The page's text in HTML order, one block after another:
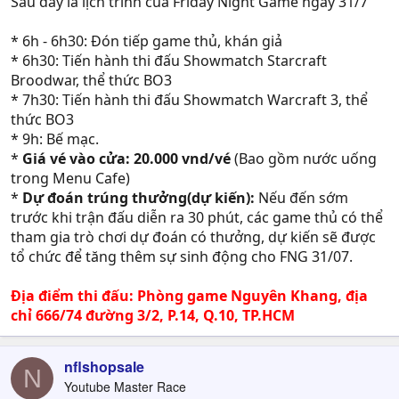
E.focus vs Rakion :
Mặc dù đã thể hiện 1 phong độ tốt ở vòng đấu bảng với
việc chiến thắng NightElf player rất mạnh là Gameover
nhưng trước 1 e.focus đầy kinh nghiệm và bản lĩnh trong
khi Rakion lại quá kém trong việc anti orc dâm , good
game cho e.focus với tỉ số 2-0
SilverWings vs MoonVersion :
2 Player lâu năm và giàu kinh nghiệm của TPHCM , 1 orc
và 1 Ne đã để lại 3 trận đánh thật sự hấp dẫn và cuối
cùng vẫn thuộc về SilverWings với kỹ thuật sử dụng
Wings điêu luyện của mình với race Night Elf
Vòng chung kết :
SilverWings vs E.focus
, trong các giải trước đây E.focus đều chiến thắng với tỉ
số 2-1 và bây giờ cũng vậy . Trận 1 E.focus vươn lên dẫn
* 6h - 6h30: Đón tiếp game thủ, khán giả
* 6h30: Tiến hành thi đấu Showmatch Starcraft
Broodwar, thể thức BO3
* 7h30: Tiến hành thi đấu Showmatch Warcraft 3, thể
thức BO3
* 9h: Bế mạc.
* Giá vé vào cửa: 20.000 vnd/vé(Bao gồm nước uống
trong Menu Cafe)
* Dự đoán trúng thưởng(dự kiến): Nếu đến sớm
trước khi trận đấu diễn ra 30 phút, các game thủ có thể
tham gia trò chơi dự đoán có thưởng, dự kiến sẽ được
tổ chức để tăng thêm sự sinh động cho FNG 31/07.
Địa điểm thi đấu: Phòng game Nguyên Khang, địa
chỉ 666/74 đường 3/2, P.14, Q.10, TP.HCM
N nflshopsale
Youtube Master Race